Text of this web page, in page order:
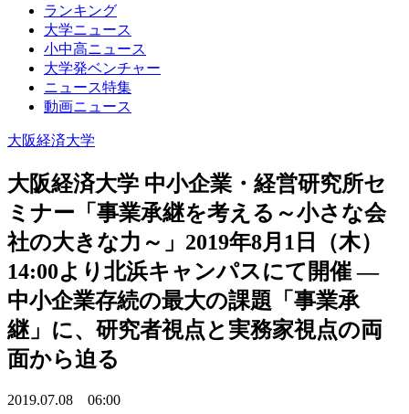
ランキング
大学ニュース
小中高ニュース
大学発ベンチャー
ニュース特集
動画ニュース
大阪経済大学
大阪経済大学 中小企業・経営研究所セ
ミナー「事業承継を考える～小さな会
社の大きな力～」2019年8月1日（木）
14:00より北浜キャンパスにて開催 —
中小企業存続の最大の課題「事業承
継」に、研究者視点と実務家視点の両
面から迫る
2019.07.08 06:00